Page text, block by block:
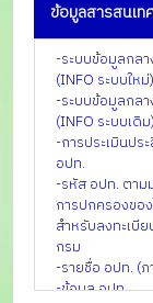
-ศูนย์เทคโนโลยีส
ท้องถิ่น
-กลุ่มตรวจสอบ
-กลุ่มพัฒนาระบบ
-กลุ่มประสานกา
ราชการกรม
-ศูนย์ปฏิบัติการต่
ทุจริตกรมส่งเสริ
ปกครองท้องถิ่น
-สำนักงานกอง
บำนาญข้าราชกา
-กองการเลือกตั้
-กองสาธารณสุ
-กองสิ่งแวดล้อม
ข้อมูลสารสนเท
-ระบบข้อมูลกล
(INFO ระบบใหม่)
-ระบบข้อมูลกล
(INFO ระบบเดิม)
-การประเมินปร
อปท.
-รหัส อปท. ตาม
การปกครองขอ
สำหรับลงทะเบี
กรม
-รายชื่อ อปท. (
-ข้อมูล อปท.